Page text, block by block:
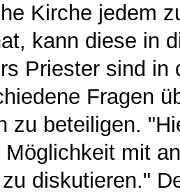
Kirche jedem
kann diese in
Priester sind in
Fragen
zu beteiligen.
mit
diskutieren."